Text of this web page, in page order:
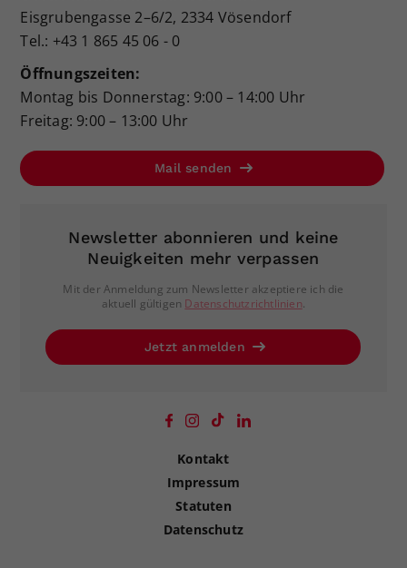
Eisgrubengasse 2–6/2, 2334 Vösendorf
Tel.: +43 1 865 45 06 - 0
Öffnungszeiten:
Montag bis Donnerstag: 9:00 – 14:00 Uhr
Freitag: 9:00 – 13:00 Uhr
Mail senden
Newsletter abonnieren und keine
Neuigkeiten mehr verpassen
Mit der Anmeldung zum Newsletter akzeptiere ich die
aktuell gültigen Datenschutzrichtlinien.
Jetzt anmelden
Kontakt
Impressum
Statuten
Datenschutz